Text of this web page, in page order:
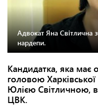
Адвокат Яна Світлична
нардепи.
Кандидатка, яка має
головою
Юлією Світличною,
ЦВК.